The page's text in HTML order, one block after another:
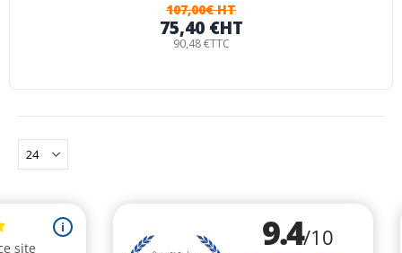
107,00€ HT
75,40 €HT
90,48 €TTC